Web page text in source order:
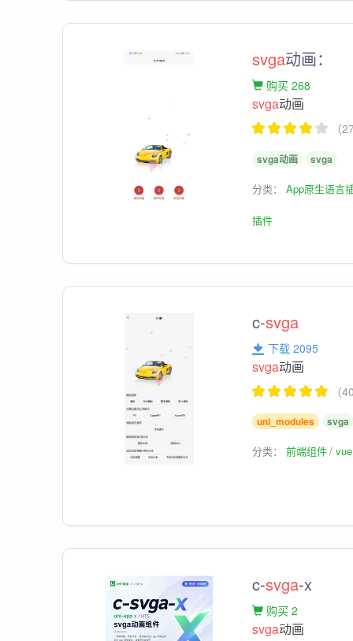
svga动画：
购买 268
svga动画
（
svga动画 svga
分类：App原生语言
插件
c-svga
下载 2095
svga动画
（
uni_modules svga
分类：前端组件
c-svga-x
购买 2
svga动画